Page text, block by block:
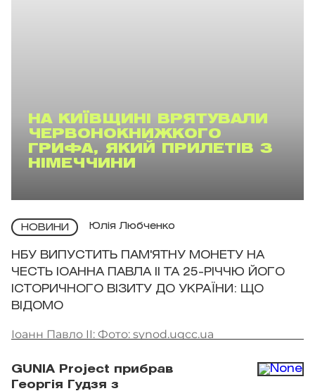
НА КИЇВЩИНІ ВРЯТУВАЛИ
ЧЕРВОНОКНИЖКОГО
ГРИФА, ЯКИЙ ПРИЛЕТІВ З
НІМЕЧЧИНИ
НОВИНИ Юлія Любченко
НБУ ВИПУСТИТЬ ПАМ'ЯТНУ МОНЕТУ НА
ЧЕСТЬ ІОАННА ПАВЛА II ТА 25-РІЧЧЮ ЙОГО
ІСТОРИЧНОГО ВІЗИТУ ДО УКРАЇНИ: ЩО
ВІДОМО
Іоанн Павло II: Фото: synod.ugcc.ua
GUNIA Project прибрав
Георгія Гудзя з